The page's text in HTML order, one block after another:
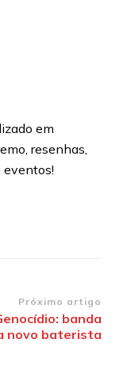
em
resenhas,
eventos!
Próximo artigo
banda
novo baterista